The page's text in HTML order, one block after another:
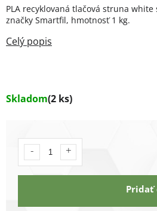
Skladom(2 ks)
Pridať
PLA recyklovaná tlačová struna
značky Smartfil, hmotnosť 1 kg.